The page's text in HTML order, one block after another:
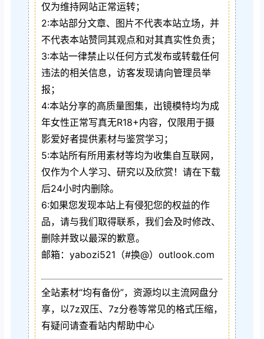
仅为维持网站正常运转；
2:本站部分文章、图片不代表本站立场，并
不代表本站赞同其观点和对其真实性负责；
3:本站一律禁止以任何方式发布或转载任何
违法的相关信息，访客发现请向管理员举
报；
4:本站分享的高质量图集，出镜模特均为成
年女性正常写真无R18+内容，仅限用于摄
影爱好者提供素材与鉴赏学习；
5:本站所有所用素材等均为收集自互联网，
仅作为个人学习、研究以及欣赏！请在下载
后24小时内删除。
6:如果您发现本站上有侵犯您的权益的作
品，请与我们取得联系，我们会及时修改、
删除并致以最深的歉意。
邮箱：yabozi521（#换@）outlook.com
全站素材“均有备份”，资源均以主流网盘分
享，以7z双压、7z分卷等常见的格式压缩，
有疑问请查看站内帮助中心